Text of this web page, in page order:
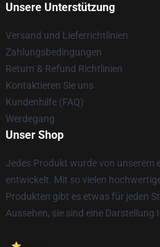
Unsere Unterstützung
Versand und Lieferrichtlinien
Zahlungsbedingungen
Return & Refund Richtlinien
Kontaktieren Sie uns
Kundenhilfe (FAQ)
Werdegang
Unser Shop
Jedes Produkt wurde von unserem
entwickelt. Mit so vielen
Produkten gibt es etwas für jeden
Aussehen, sie sind eine